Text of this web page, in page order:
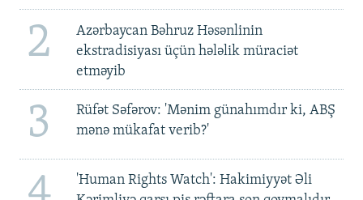
2
Azərbaycan Bəhruz Həsənlinin
ekstradisiyası üçün hələlik müraciət
etməyib
3
Rüfət Səfərov: 'Mənim günahımdır ki, ABŞ
mənə mükafat verib?'
'Human Rights Watch': Hakimiyyət Əli